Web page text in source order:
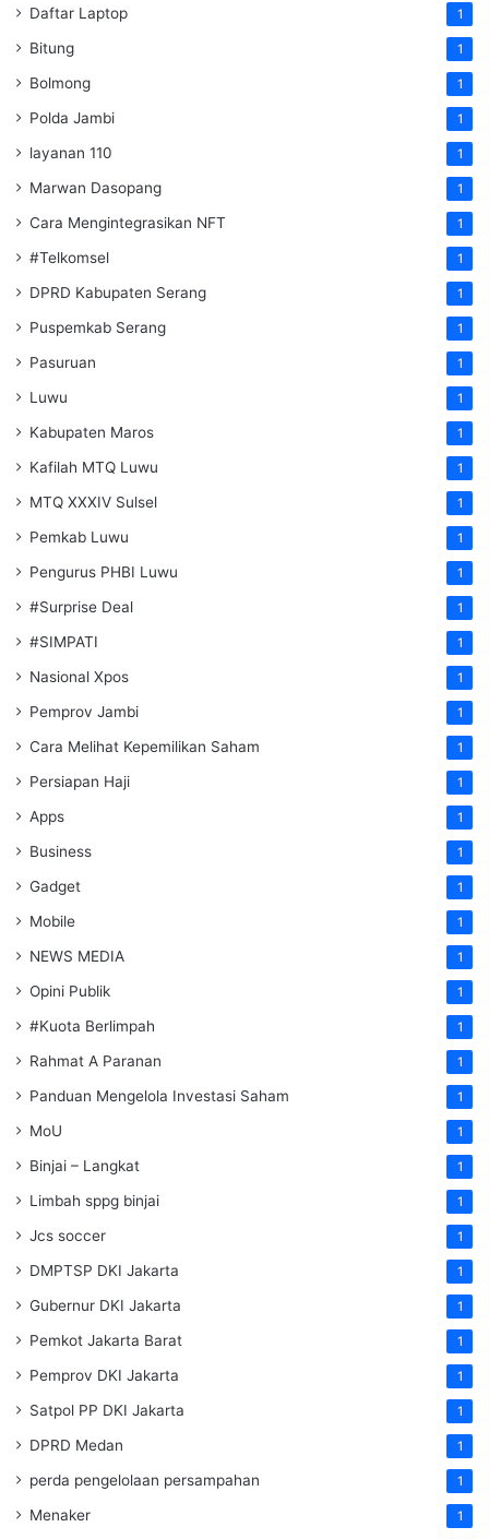
Daftar Laptop 1
Bitung 1
Bolmong 1
Polda Jambi 1
layanan 110 1
Marwan Dasopang 1
Cara Mengintegrasikan NFT 1
#Telkomsel 1
DPRD Kabupaten Serang 1
Puspemkab Serang 1
Pasuruan 1
Luwu 1
Kabupaten Maros 1
Kafilah MTQ Luwu 1
MTQ XXXIV Sulsel 1
Pemkab Luwu 1
Pengurus PHBI Luwu 1
#Surprise Deal 1
#SIMPATI 1
Nasional Xpos 1
Pemprov Jambi 1
Cara Melihat Kepemilikan Saham 1
Persiapan Haji 1
Apps 1
Business 1
Gadget 1
Mobile 1
NEWS MEDIA 1
Opini Publik 1
#Kuota Berlimpah 1
Rahmat A Paranan 1
Panduan Mengelola Investasi Saham 1
MoU 1
Binjai – Langkat 1
Limbah sppg binjai 1
Jcs soccer 1
DMPTSP DKI Jakarta 1
Gubernur DKI Jakarta 1
Pemkot Jakarta Barat 1
Pemprov DKI Jakarta 1
Satpol PP DKI Jakarta 1
DPRD Medan 1
perda pengelolaan persampahan 1
Menaker 1